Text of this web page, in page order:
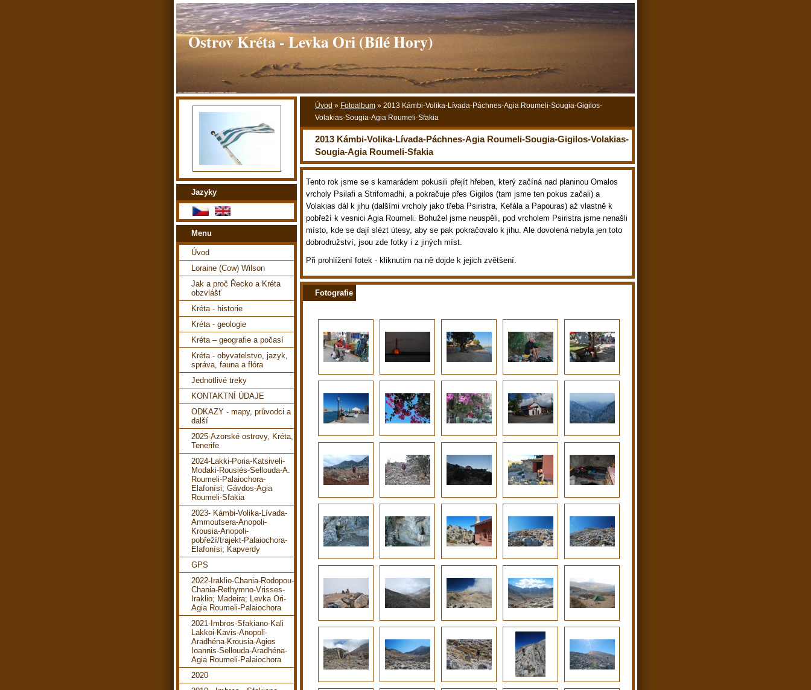
Ostrov Kréta - Levka Ori (Bílé Hory)
Úvod » Fotoalbum » 2013 Kámbi-Volika-Lívada-Páchnes-Agia Roumeli-Sougia-Gigilos-
Volakias-Sougia-Agia Roumeli-Sfakia
2013 Kámbi-Volika-Lívada-Páchnes-Agia Roumeli-Sougia-Gigilos-Volakias-
Sougia-Agia Roumeli-Sfakia
Tento rok jsme se s kamarádem pokusili přejít hřeben, který začíná nad planinou Omalos
vrcholy Psilafi a Strifomadhi, a pokračuje přes Gigilos (tam jsme ten pokus začali) a
Volakias dál k jihu (dalšími vrcholy jako třeba Psiristra, Kefála a Papouras) až vlastně k
pobřeží k vesnici Agia Roumeli. Bohužel jsme neuspěli, pod vrcholem Psiristra jsme nenašli
místo, kde se dají slézt útesy, aby se pak pokračovalo k jihu. Ale dovolená nebyla jen toto
dobrodružství, jsou zde fotky i z jiných míst.
Při prohlížení fotek - kliknutím na ně dojde k jejich zvětšení.
Fotografie
Jazyky
Menu
Úvod
Loraine (Cow) Wilson
Jak a proč Řecko a Kréta
obzvlášť
Kréta - historie
Kréta - geologie
Kréta – geografie a počasí
Kréta - obyvatelstvo, jazyk,
správa, fauna a flóra
Jednotlivé treky
KONTAKTNÍ ÚDAJE
ODKAZY - mapy, průvodci a
další
2025-Azorské ostrovy, Kréta,
Tenerife
2024-Lakki-Poria-Katsiveli-
Modaki-Rousiés-Sellouda-A.
Roumeli-Palaiochora-
Elafonísi; Gávdos-Agia
Roumeli-Sfakia
2023- Kámbi-Volika-Lívada-
Ammoutsera-Anopoli-
Krousia-Anopoli-
pobřeží/trajekt-Palaiochora-
Elafonísi; Kapverdy
GPS
2022-Iraklio-Chania-Rodopou-
Chania-Rethymno-Vrisses-
Iraklio; Madeira; Levka Ori-
Agia Roumeli-Palaiochora
2021-Imbros-Sfakiano-Kali
Lakkoi-Kavis-Anopoli-
Aradhéna-Krousia-Agios
Ioannis-Sellouda-Aradhéna-
Agia Roumeli-Palaiochora
2020